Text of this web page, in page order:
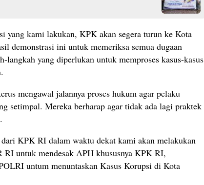
yang kami lakukan, KPK akan segera turun ke Kota
demonstrasi ini untuk memeriksa semua dugaan
langkah yang diperlukan untuk memproses kasus-kasus
mengawal jalannya proses hukum agar pelaku
setimpal. Mereka berharap agar tidak ada lagi praktek
KPK RI dalam waktu dekat kami akan melakukan
RI untuk mendesak APH khususnya KPK RI,
untum menuntaskan Kasus Korupsi di Kota